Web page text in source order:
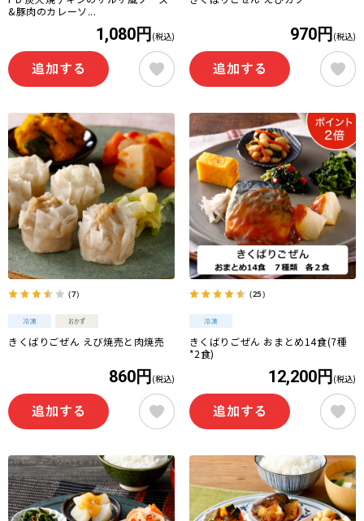
&豚肉のカレーソ...
1,080円 (税込) 970円 (税込)
（7）
きくばりごぜん えび焼売と肉焼売
860円 (税込)
（25）
きくばりごぜん おまとめ14食(7種
*2食)
12,200円 (税込)